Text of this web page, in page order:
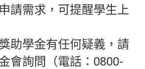
請需求，可提醒學生上
助學金有任何疑義，請
會詢問（電話：0800-